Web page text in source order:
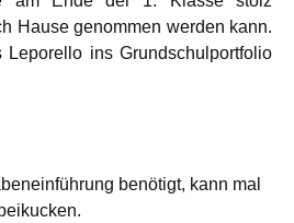
Hause genommen werden kann.
ins Grundschulportfolio
benötigt, kann mal